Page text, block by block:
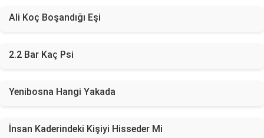
Ali Koç Boşandığı Eşi
2.2 Bar Kaç Psi
Yenibosna Hangi Yakada
İnsan Kaderindeki Kişiyi Hisseder Mi